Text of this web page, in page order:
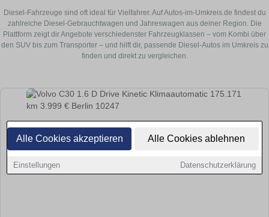
Alle Cookies akzeptieren Alle Cookies ablehnen
Einstellungen Datenschutzerklärung
Diesel-Fahrzeuge sind oft ideal für Vielfahrer. Auf Autos-im-Umkreis.de findest du
zahlreiche Diesel-Gebrauchtwagen und Jahreswagen aus deiner Region. Die
Plattform zeigt dir Angebote verschiedenster Fahrzeugklassen – vom Kombi über
den SUV bis zum Transporter – und hilft dir, passende Diesel-Autos im Umkreis zu
finden und direkt zu vergleichen.